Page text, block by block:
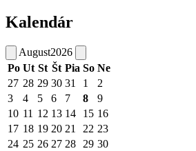
Kalendár
August2026
Po Ut St Št Pia So Ne
27 28 29 30 31 1
2
3
4 5 6 7 8
9
10 11 12 13 14 15 16
17 18 19 20 21 22 23
24 25 26 27 28 29 30